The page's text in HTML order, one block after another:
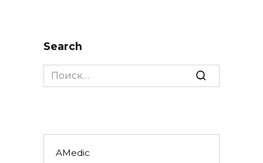
Search
Search
for:
AMedic